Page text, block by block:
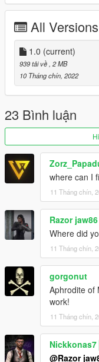
All Versions
1.0 (current)
939 tải về, 2 MB
10 Tháng chín, 2022
23 Bình luận
where can I
11 Tháng chín,
Razor jaw86
Where did
11 Tháng chín,
gorgonut
Aphrodite of
work!
11 Tháng chín,
Nickkonas7
@Razor